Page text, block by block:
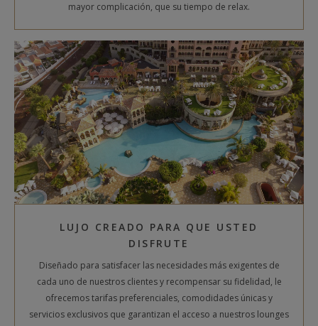
mayor complicación, que su tiempo de relax.
LUJO CREADO PARA QUE USTED
DISFRUTE
Diseñado para satisfacer las necesidades más exigentes de
cada uno de nuestros clientes y recompensar su fidelidad, le
ofrecemos tarifas preferenciales, comodidades únicas y
servicios exclusivos que garantizan el acceso a nuestros lounges